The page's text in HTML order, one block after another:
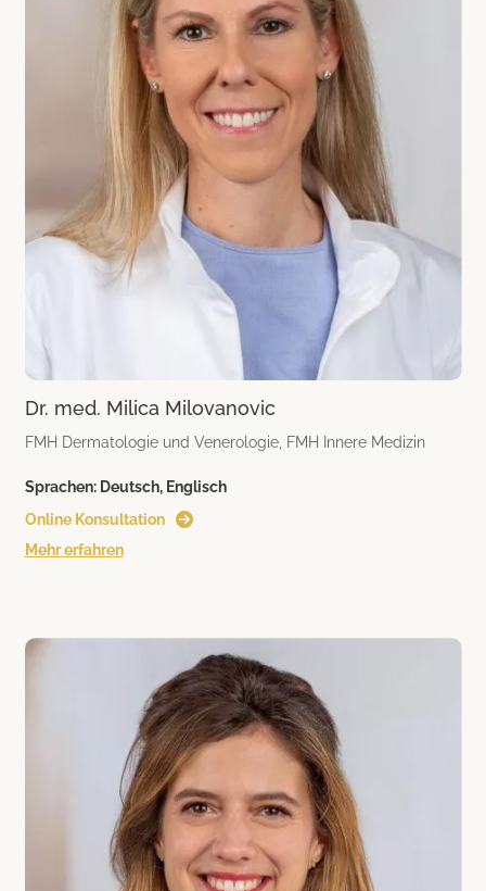
Dr. med. Milica Milovanovic
FMH Dermatologie und Venerologie, FMH Innere Medizin
Sprachen: Deutsch, Englisch
Online Konsultation
Mehr erfahren